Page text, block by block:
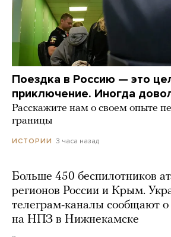
Поездка в Россию — это
приключение. Иногда
Расскажите нам о своем опыте
границы
ИСТОРИИ 3 часа назад
Больше 450 беспилотников
регионов России и Крым.
телеграм-каналы сообщают
на НПЗ в Нижнекамске